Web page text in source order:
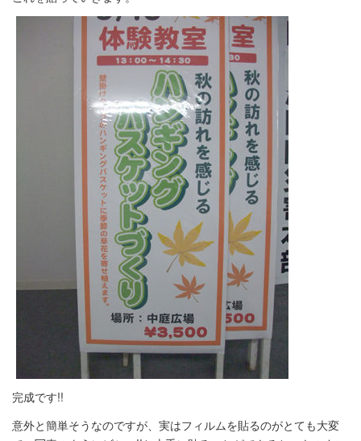
完成です!!
意外と簡単そうなのですが、実はフィルムを貼るのがとても大変